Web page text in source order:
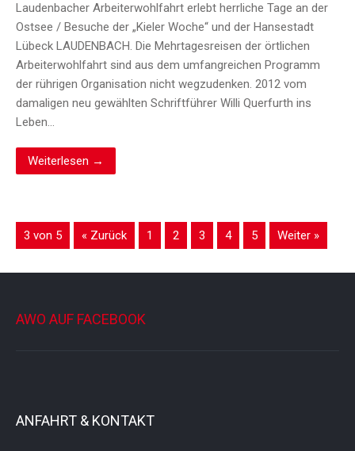
Laudenbacher Arbeiterwohlfahrt erlebt herrliche Tage an der
Ostsee / Besuche der „Kieler Woche“ und der Hansestadt
Lübeck LAUDENBACH. Die Mehrtagesreisen der örtlichen
Arbeiterwohlfahrt sind aus dem umfangreichen Programm
der rührigen Organisation nicht wegzudenken. 2012 vom
damaligen neu gewählten Schriftführer Willi Querfurth ins
Leben…
Weiterlesen →
3 von 5 « Zurück 1 2 3 4 5 Weiter »
AWO AUF FACEBOOK
ANFAHRT & KONTAKT